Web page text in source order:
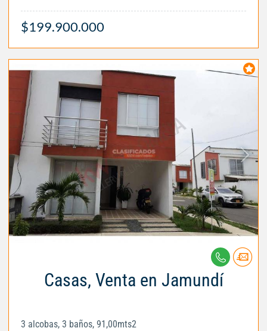
$199.900.000
Casas, Venta en Jamundí
3 alcobas, 3 baños, 91,00mts2